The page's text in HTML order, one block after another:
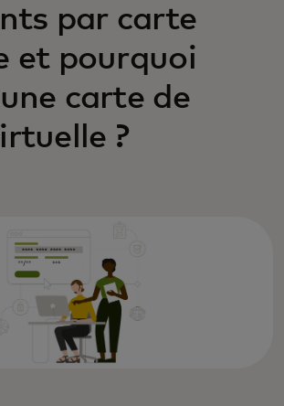
par carte
et pourquoi
carte de
?